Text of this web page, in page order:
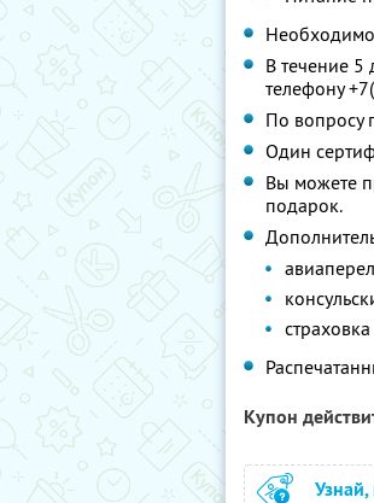
Необходимо
В течение
телефону
По вопросу
Один
Вы можете
подарок.
Купон